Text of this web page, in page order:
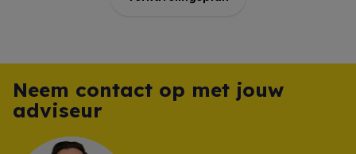
Neem contact op met jouw
adviseur